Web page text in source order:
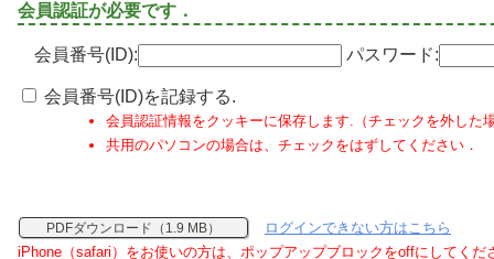
会員認証が必要です．
会員番号(ID): パスワード:
会員番号(ID)を記録する.
会員認証情報をクッキーに保存します.（チェックを外した
共用のパソコンの場合は、チェックをはずしてください．
PDFダウンロード（1.9 MB）
ログインできない方はこちら
iPhone（safari）をお使いの方は、ポップアップブロックをoffにしてくだ